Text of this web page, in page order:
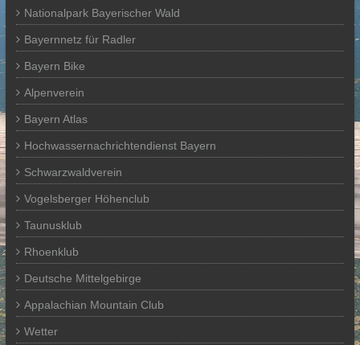
Nationalpark Bayerischer Wald
Bayernnetz für Radler
Bayern Bike
Alpenverein
Bayern Atlas
Hochwassernachrichtendienst Bayern
Schwarzwaldverein
Vogelsberger Höhenclub
Taunusklub
Rhoenklub
Deutsche Mittelgebirge
Appalachian Mountain Club
Wetter